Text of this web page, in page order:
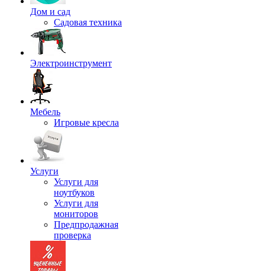
Дом и сад
Садовая техника
Электроинструмент
Мебель
Игровые кресла
Услуги
Услуги для
ноутбуков
Услуги для
мониторов
Предпродажная
проверка